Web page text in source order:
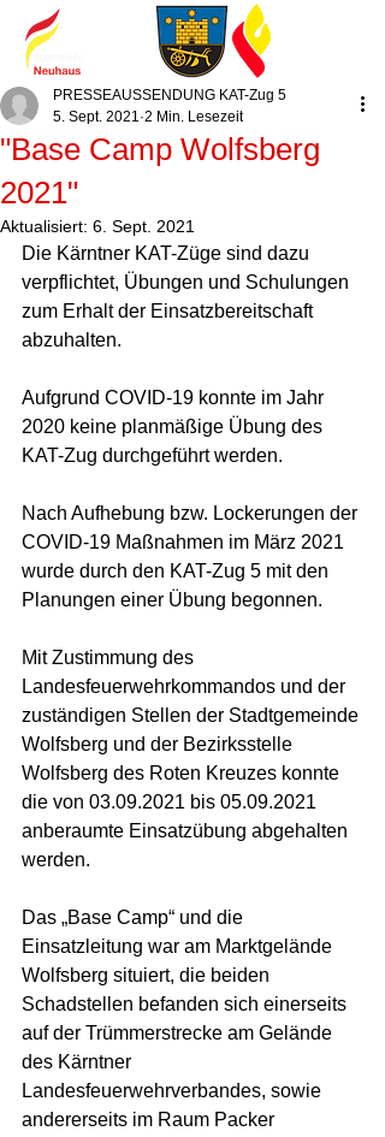
"Base Camp Wolfsberg
2021"
PRESSEAUSSENDUNG KAT-Zug 5
5. Sept. 2021 2 Min. Lesezeit
Aktualisiert: 6. Sept. 2021
Die Kärntner KAT-Züge sind dazu
verpflichtet, Übungen und Schulungen
zum Erhalt der Einsatzbereitschaft
abzuhalten.
Aufgrund COVID-19 konnte im Jahr
2020 keine planmäßige Übung des
KAT-Zug durchgeführt werden.
Nach Aufhebung bzw. Lockerungen der
COVID-19 Maßnahmen im März 2021
wurde durch den KAT-Zug 5 mit den
Planungen einer Übung begonnen.
Mit Zustimmung des
Landesfeuerwehrkommandos und der
zuständigen Stellen der Stadtgemeinde
Wolfsberg und der Bezirksstelle
Wolfsberg des Roten Kreuzes konnte
die von 03.09.2021 bis 05.09.2021
anberaumte Einsatzübung abgehalten
werden.
Das „Base Camp“ und die
Einsatzleitung war am Marktgelände
Wolfsberg situiert, die beiden
Schadstellen befanden sich einerseits
auf der Trümmerstrecke am Gelände
des Kärntner
Landesfeuerwehrverbandes, sowie
andererseits im Raum Packer